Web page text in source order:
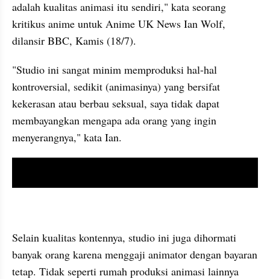
kritikus anime untuk Anime UK News Ian Wolf,
dilansir BBC, Kamis (18/7).
"Studio ini sangat minim memproduksi hal-hal
kontroversial, sedikit (animasinya) yang bersifat
kekerasan atau berbau seksual, saya tidak dapat
membayangkan mengapa ada orang yang ingin
menyerangnya," kata Ian.
Selain kualitas kontennya, studio ini juga dihormati
banyak orang karena menggaji animator dengan bayaran
tetap. Tidak seperti rumah produksi animasi lainnya